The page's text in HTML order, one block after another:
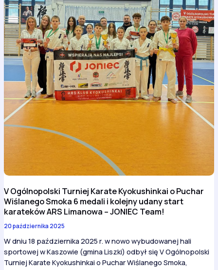
V Ogólnopolski Turniej Karate Kyokushinkai o Puchar
Wiślanego Smoka 6 medali i kolejny udany start
karateków ARS Limanowa – JONIEC Team!
20 października 2025
W dniu 18 października 2025 r. w nowo wybudowanej hali
sportowej w Kaszowie (gmina Liszki) odbył się V Ogólnopolski
Turniej Karate Kyokushinkai o Puchar Wiślanego Smoka,